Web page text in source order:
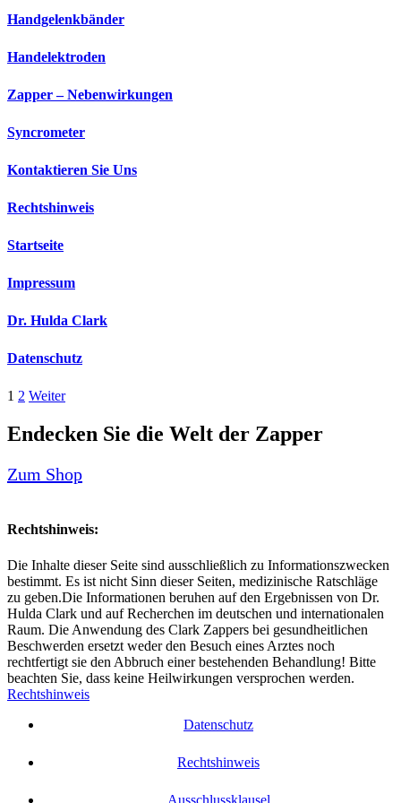
Handgelenkbänder
Handelektroden
Zapper – Nebenwirkungen
Syncrometer
Kontaktieren Sie Uns
Rechtshinweis
Startseite
Impressum
Dr. Hulda Clark
Datenschutz
1 2 Weiter
Endecken Sie die Welt der Zapper
Zum Shop
Rechtshinweis:
Die Inhalte dieser Seite sind ausschließlich zu Informationszwecken
bestimmt. Es ist nicht Sinn dieser Seiten, medizinische Ratschläge
zu geben.Die Informationen beruhen auf den Ergebnissen von Dr.
Hulda Clark und auf Recherchen im deutschen und internationalen
Raum. Die Anwendung des Clark Zappers bei gesundheitlichen
Beschwerden ersetzt weder den Besuch eines Arztes noch
rechtfertigt sie den Abbruch einer bestehenden Behandlung! Bitte
beachten Sie, dass keine Heilwirkungen versprochen werden.
Rechtshinweis
Datenschutz
Rechtshinweis
Ausschlussklausel